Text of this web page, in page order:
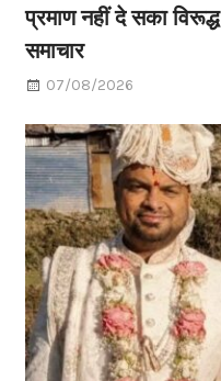
प्रमाण नहीं दे सका
समाचार
07/08/2026